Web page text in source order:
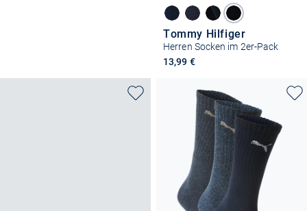
Tommy Hilfiger
Herren Socken im 2er-Pack
13,99 €